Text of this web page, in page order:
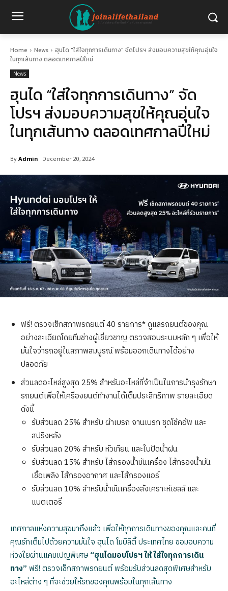
Home News
ฮุนได "ใส่ใจทุกการเดินทาง" จัดโปรฯ ส่งมอบความสุขให้คุณอุ่นใจ
ในทุกเส้นทาง ตลอดเทศกาลปีใหม่
News
ฮุนได “ใส่ใจทุกการเดินทาง” จัด
โปรฯ ส่งมอบความสุขให้คุณอุ่นใจ
ในทุกเส้นทาง ตลอดเทศกาลปีใหม่
By Admin December 20, 2024
ฟรี! ตรวจเช็กสภาพรถยนต์ 40 รายการ* ดูแลรถยนต์ของคุณ
อย่างละเอียดโดยทีมช่างผู้เชี่ยวชาญ ตรวจสอบระบบหลัก ๆ เพื่อให้
มั่นใจว่ารถอยู่ในสภาพสมบูรณ์ พร้อมออกเดินทางได้อย่าง
ปลอดภัย
ส่วนลดอะไหล่สูงสุด 25% สำหรับอะไหล่ที่จำเป็นในการบำรุงรักษา
รถยนต์เพื่อให้เครื่องยนต์ทำงานได้เต็มประสิทธิภาพ รายละเอียด
ดังนี้
รับส่วนลด 25% สำหรับ ผ้าเบรก จานเบรก ชุดโช้คอัพ และ
สปริงหลัง
รับส่วนลด 20% สำหรับ หัวเทียน และใบปัดน้ำฝน
รับส่วนลด 15% สำหรับ ไส้กรองน้ำมันเครื่อง ไส้กรองน้ำมัน
เชื้อเพลิง ไส้กรองอากาศ และไส้กรองแอร์
รับส่วนลด 10% สำหรับน้ำมันเครื่องสังเคราะห์เชลล์ และ
แบตเตอรี่
เทศกาลแห่งความสุขมาถึงแล้ว เพื่อให้ทุกการเดินทางของคุณและคนที่
คุณรักเต็มไปด้วยความมั่นใจ ฮุนได โมบิลิตี้ ประเทศไทย ขอมอบความ
ห่วงใยผ่านแคมเปญพิเศษ “ฮุนไดมอบโปรฯ ให้ ใส่ใจทุกการเดิน
ทาง” ฟรี! ตรวจเช็กสภาพรถยนต์ พร้อมรับส่วนลดสุดพิเศษสำหรับ
อะไหล่ต่าง ๆ ที่จะช่วยให้รถของคุณพร้อมในทุกเส้นทาง